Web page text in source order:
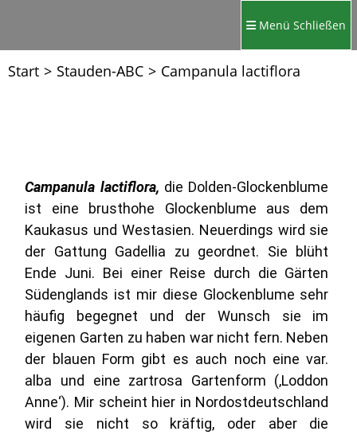
Menü Schließen
Start > Stauden-ABC > Campanula lactiflora
Campanula lactiflora, die Dolden-Glockenblume
ist eine brusthohe Glockenblume aus dem
Kaukasus und Westasien. Neuerdings wird sie
der Gattung Gadellia zu geordnet. Sie blüht
Ende Juni. Bei einer Reise durch die Gärten
Südenglands ist mir diese Glockenblume sehr
häufig begegnet und der Wunsch sie im
eigenen Garten zu haben war nicht fern. Neben
der blauen Form gibt es auch noch eine var.
alba und eine zartrosa Gartenform (‚Loddon
Anne‘). Mir scheint hier in Nordostdeutschland
wird sie nicht so kräftig, oder aber die